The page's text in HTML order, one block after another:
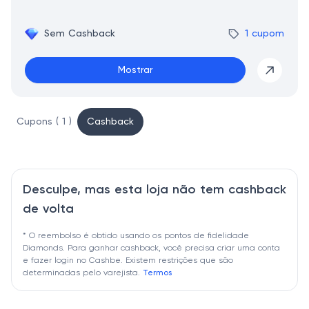
Sem Cashback 1 cupom
Mostrar
Cupons ( 1 ) Cashback
Desculpe, mas esta loja não tem cashback
de volta
* O reembolso é obtido usando os pontos de fidelidade
Diamonds. Para ganhar cashback, você precisa criar uma conta
e fazer login no Cashbe. Existem restrições que são
determinadas pelo varejista. Termos